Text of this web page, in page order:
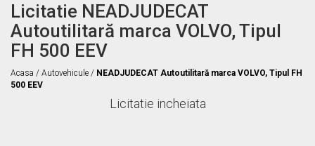
Licitatie NEADJUDECAT
Autoutilitară marca VOLVO, Tipul
FH 500 EEV
Acasa / Autovehicule / NEADJUDECAT Autoutilitară marca VOLVO, Tipul FH
500 EEV
Licitatie incheiata